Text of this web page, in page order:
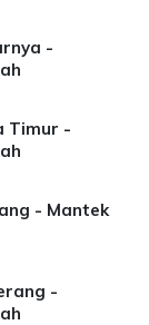
-
Timur -
- Mantek
-